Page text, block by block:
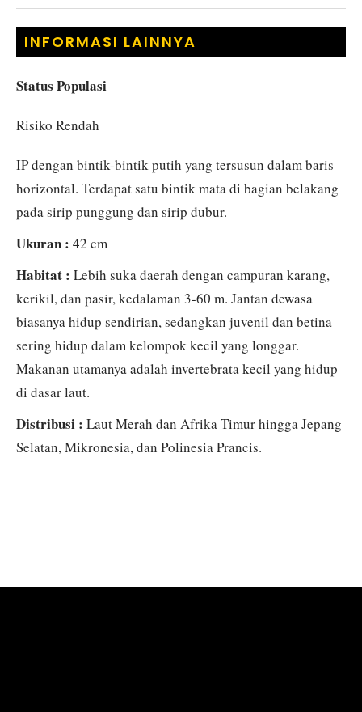
IP dengan bintik-bintik putih yang tersusun dalam baris
horizontal. Terdapat satu bintik mata di bagian belakang
pada sirip punggung dan sirip dubur.
Ukuran : 42 cm
Habitat : Lebih suka daerah dengan campuran karang,
kerikil, dan pasir, kedalaman 3-60 m. Jantan dewasa
biasanya hidup sendirian, sedangkan juvenil dan betina
sering hidup dalam kelompok kecil yang longgar.
Makanan utamanya adalah invertebrata kecil yang hidup
di dasar laut.
Distribusi : Laut Merah dan Afrika Timur hingga Jepang
Selatan, Mikronesia, dan Polinesia Prancis.
INFORMASI LAINNYA
Status Populasi
Risiko Rendah